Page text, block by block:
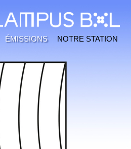
Émissions Notre station